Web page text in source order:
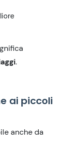
.
ai piccoli
anche da